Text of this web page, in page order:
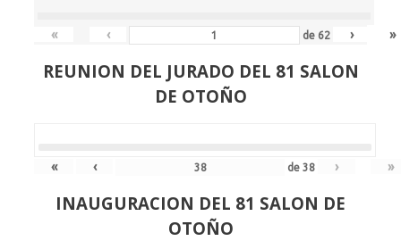
« ‹ de 62 › »
REUNION DEL JURADO DEL 81 SALON
DE OTOÑO
« ‹ de38 › »
INAUGURACION DEL 81 SALON DE
OTOÑO